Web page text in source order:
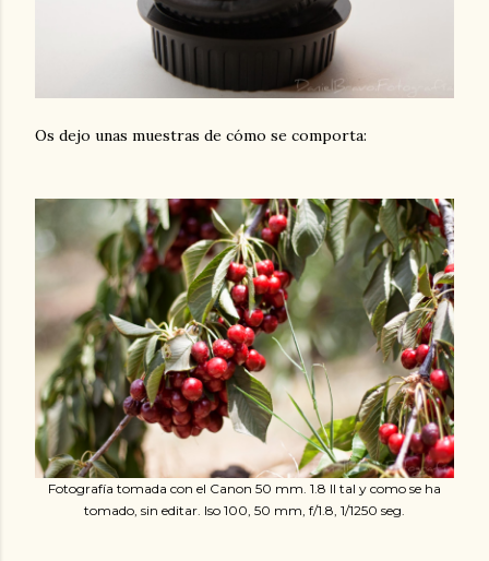
Os dejo unas muestras de cómo se comporta:
Fotografía tomada con el Canon 50 mm. 1.8 II tal y como se ha
tomado, sin editar. Iso 100, 50 mm, f/1.8, 1/1250 seg.